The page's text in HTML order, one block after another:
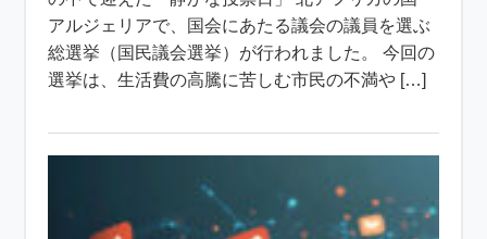
アルジェリアで、国会にあたる議会の議員を選ぶ
総選挙（国民議会選挙）が行われました。 今回の
選挙は、生活費の高騰に苦しむ市民の不満や […]